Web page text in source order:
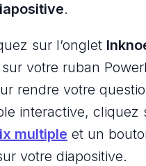
.
sur l’onglet
sur votre ruban
rendre votre
interactive, cliquez
multiple et un
votre diapositive.